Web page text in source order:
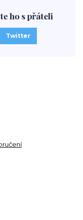
ho s přáteli
Twitter